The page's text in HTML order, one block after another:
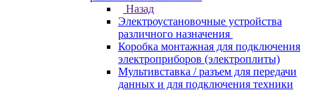
Назад
Электроустановочные устройства
различного назначения
Коробка монтажная для подключения
электроприборов (электроплиты)
Мультивставка / разъем для передачи
данных и для подключения техники